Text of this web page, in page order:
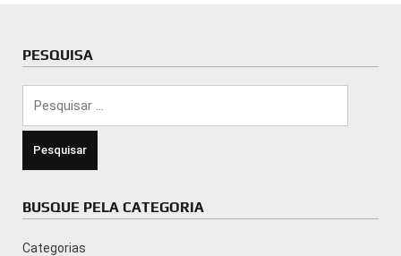
PESQUISA
BUSQUE PELA CATEGORIA
Categorias